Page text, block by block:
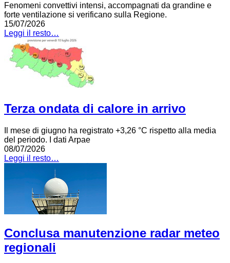
Fenomeni convettivi intensi, accompagnati da grandine e
forte ventilazione si verificano sulla Regione.
15/07/2026
Leggi il resto…
Terza ondata di calore in arrivo
Il mese di giugno ha registrato +3,26 °C rispetto alla media
del periodo. I dati Arpae
08/07/2026
Leggi il resto…
Conclusa manutenzione radar meteo
regionali